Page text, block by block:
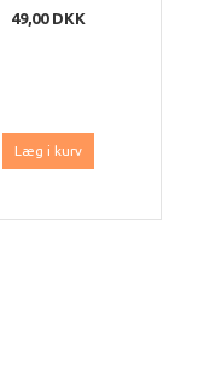
(FLYDEPLANTE)
49,00 DKK
Læg i kurv